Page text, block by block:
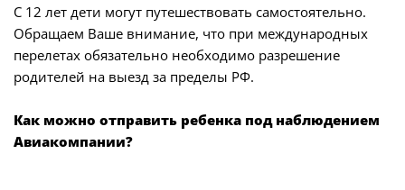
С 12 лет дети могут путешествовать самостоятельно.
Обращаем Ваше внимание, что при международных
перелетах обязательно необходимо разрешение
родителей на выезд за пределы РФ.
Как можно отправить ребенка под наблюдением
Авиакомпании?